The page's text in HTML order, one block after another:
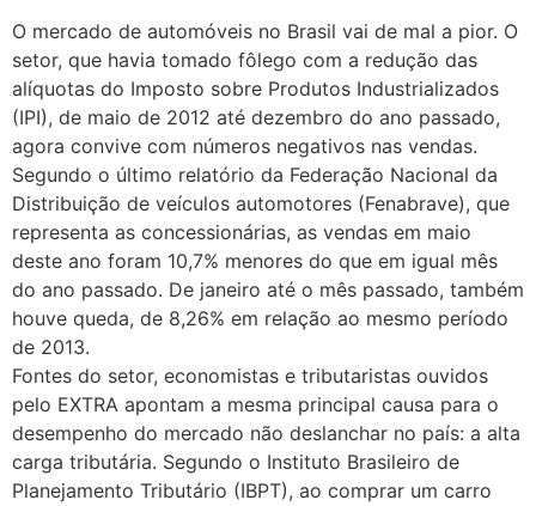
O mercado de automóveis no Brasil vai de mal a pior. O
setor, que havia tomado fôlego com a redução das
alíquotas do Imposto sobre Produtos Industrializados
(IPI), de maio de 2012 até dezembro do ano passado,
agora convive com números negativos nas vendas.
Segundo o último relatório da Federação Nacional da
Distribuição de veículos automotores (Fenabrave), que
representa as concessionárias, as vendas em maio
deste ano foram 10,7% menores do que em igual mês
do ano passado. De janeiro até o mês passado, também
houve queda, de 8,26% em relação ao mesmo período
de 2013.
Fontes do setor, economistas e tributaristas ouvidos
pelo EXTRA apontam a mesma principal causa para o
desempenho do mercado não deslanchar no país: a alta
carga tributária. Segundo o Instituto Brasileiro de
Planejamento Tributário (IBPT), ao comprar um carro